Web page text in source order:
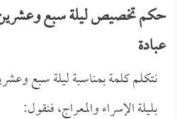
حكم تخصيص ليلة سبع
عبادة
نتكلم كلمة بمناسبة ليلة سبع
بليلة الإسراء والمعراج، فنقول: